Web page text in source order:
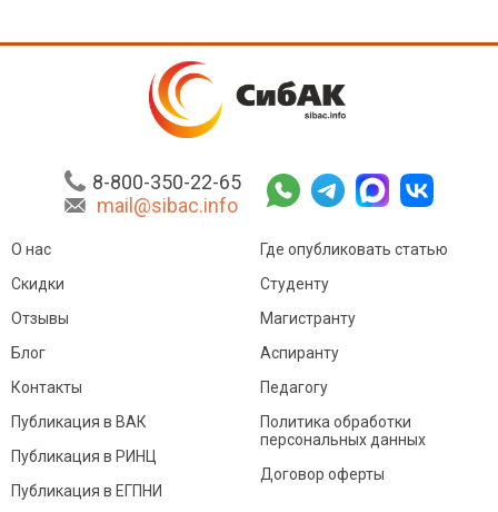
8-800-350-22-65
mail@sibac.info
О нас
Скидки
Отзывы
Блог
Контакты
Где опубликовать статью
Студенту
Магистранту
Аспиранту
Педагогу
Публикация в ВАК
Публикация в РИНЦ
Публикация в ЕГПНИ
Политика обработки
персональных данных
Договор оферты